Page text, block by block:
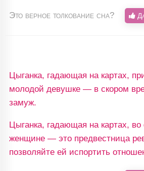
Это верное толкование сна?
Цыганка, гадающая на картах,
молодой девушке — в скором
замуж.
Цыганка, гадающая на картах,
женщине — это предвестница
позволяйте ей испортить